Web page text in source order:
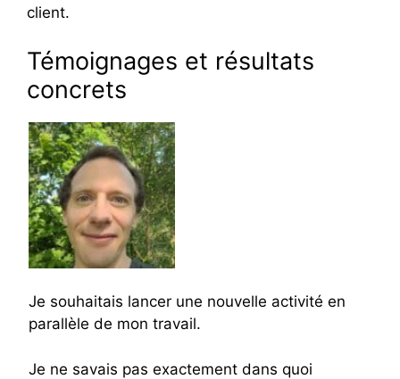
client.
Témoignages et résultats
concrets
Je souhaitais lancer une nouvelle activité en
parallèle de mon travail.
Je ne savais pas exactement dans quoi